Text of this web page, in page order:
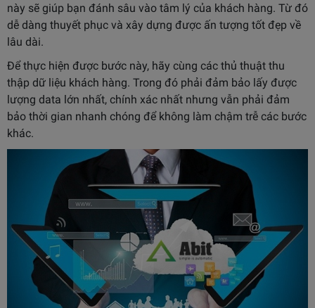
này sẽ giúp bạn đánh sâu vào tâm lý của khách hàng. Từ đó
dễ dàng thuyết phục và xây dựng được ấn tượng tốt đẹp về
lâu dài.
Để thực hiện được bước này, hãy cùng các thủ thuật thu
thập dữ liệu khách hàng. Trong đó phải đảm bảo lấy được
lượng data lớn nhất, chính xác nhất nhưng vẫn phải đảm
bảo thời gian nhanh chóng để không làm chậm trễ các bước
khác.